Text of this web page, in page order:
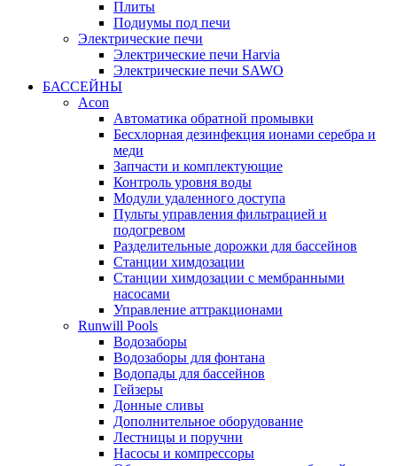
Плиты
Подиумы под печи
Электрические печи
Электрические печи Harvia
Электрические печи SAWO
БАССЕЙНЫ
Acon
Автоматика обратной промывки
Беcхлорная дезинфекция ионами серебра и
меди
Запчасти и комплектующие
Контроль уровня воды
Модули удаленного доступа
Пульты управления фильтрацией и
подогревом
Разделительные дорожки для бассейнов
Станции химдозации
Станции химдозации с мембранными
насосами
Управление аттракционами
Runwill Pools
Водозаборы
Водозаборы для фонтана
Водопады для бассейнов
Гейзеры
Донные сливы
Дополнительное оборудование
Лестницы и поручни
Насосы и компрессоры